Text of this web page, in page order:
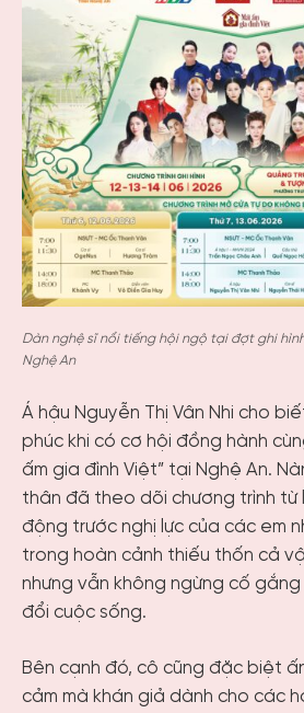
Dàn nghệ sĩ nổi tiếng hội ngộ tại đợt ghi
Nghệ An
Á hậu Nguyễn Thị Vân Nhi cho
phúc khi có cơ hội đồng hành
ấm gia đình Việt” tại Nghệ An.
thân đã theo dõi chương trình từ
động trước nghị lực của các em
trong hoàn cảnh thiếu thốn cả
nhưng vẫn không ngừng cố
đổi cuộc sống.
Bên cạnh đó, cô cũng đặc biệt
cảm mà khán giả dành cho các